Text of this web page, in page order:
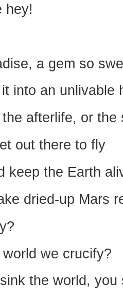
hey!
a gem so
into an unlivable
afterlife, or the
out there to fly
keep the Earth
dried-up Mars
we crucify?
the world, you